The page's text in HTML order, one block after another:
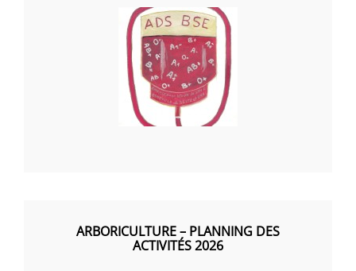
ARBORICULTURE – PLANNING DES
ACTIVITÉS 2026